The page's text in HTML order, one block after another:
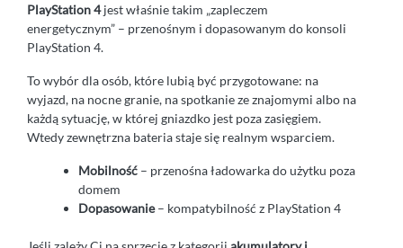
PlayStation 4jest właśnie takim „zapleczem
energetycznym” – przenośnym i dopasowanym do konsoli
PlayStation 4.
To wybór dla osób, które lubią być przygotowane: na
wyjazd, na nocne granie, na spotkanie ze znajomymi albo na
każdą sytuację, w której gniazdko jest poza zasięgiem.
Wtedy zewnętrzna bateria staje się realnym wsparciem.
Mobilność – przenośna ładowarka do użytku poza
domem
Dopasowanie– kompatybilność z PlayStation 4